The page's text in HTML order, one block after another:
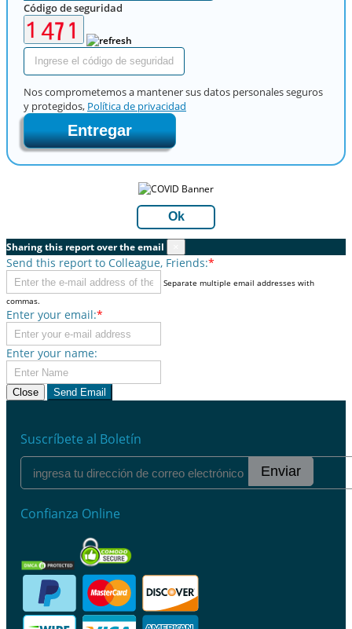
Código de seguridad
Nos comprometemos a mantener sus datos personales seguros
y protegidos, Política de privacidad
Entregar
Ok
Sharing this report over the email
Send this report to Colleague, Friends:*
Separate multiple email addresses with
commas.
Enter your email:*
Enter your name:
Close Send Email
Suscríbete al Boletín
Enviar
Confianza Online